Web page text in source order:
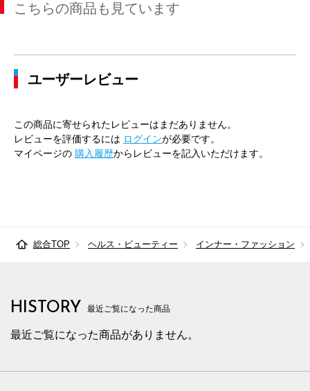
こちらの商品も見ています
ユーザーレビュー
この商品に寄せられたレビューはまだありません。
レビューを評価するには ログインが必要です。
マイページの 購入履歴からレビューを記入いただけます。
総合TOP ヘルス・ビューティー インナー・ファッション
HISTORY 最近ご覧になった商品
最近ご覧になった商品がありません。